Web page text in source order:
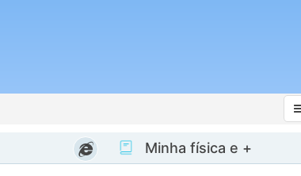
Minha física e +